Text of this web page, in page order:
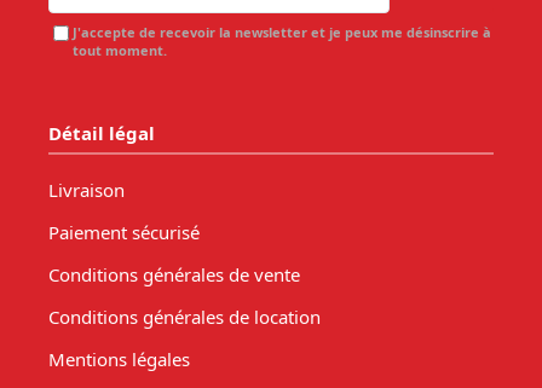
J'accepte de recevoir la newsletter et je peux me désinscrire à
tout moment.
Détail légal
Livraison
Paiement sécurisé
Conditions générales de vente
Conditions générales de location
Mentions légales